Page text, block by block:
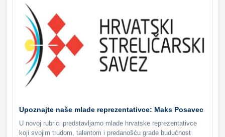
Upoznajte naše mlade reprezentativce: Maks Posavec
U novoj rubrici predstavljamo mlade hrvatske reprezentativce
koji svojim trudom, talentom i predanošću grade budućnost